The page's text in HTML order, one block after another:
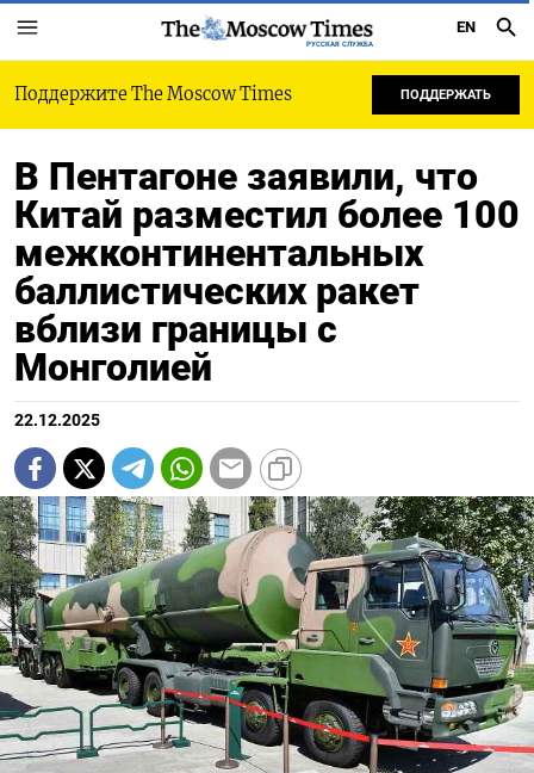
РУССКАЯ СЛУЖБА
EN
Поддержите The Moscow Times ПОДДЕРЖАТЬ
В Пентагоне заявили, что
Китай разместил более 100
межконтинентальных
баллистических ракет
вблизи границы с
Монголией
22.12.2025